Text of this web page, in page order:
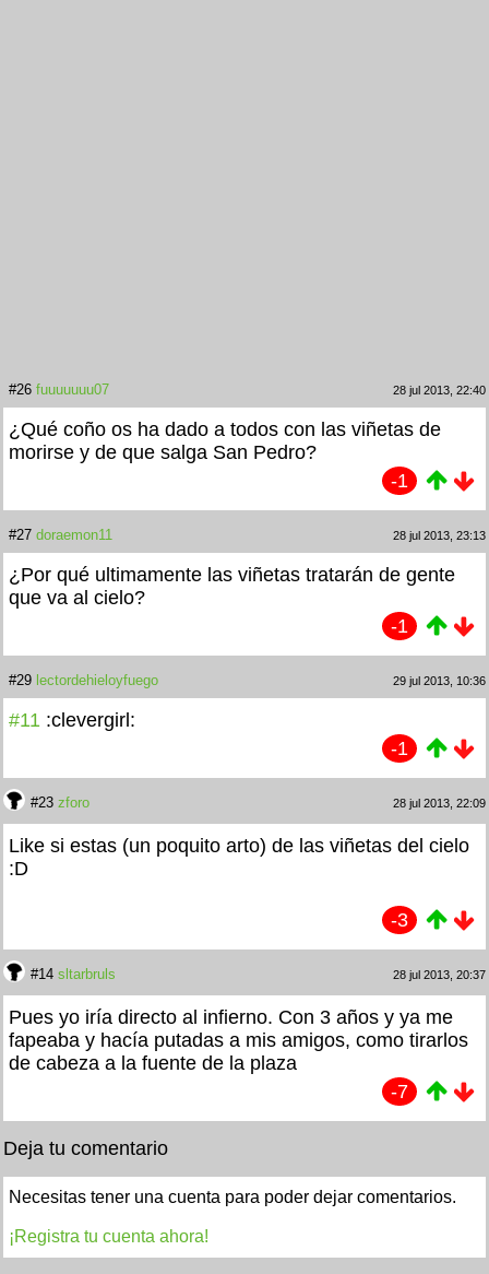
#26 fuuuuuuu07 28 jul 2013, 22:40
¿Qué coño os ha dado a todos con las viñetas de
morirse y de que salga San Pedro?
-1
#27 doraemon11 28 jul 2013, 23:13
¿Por qué ultimamente las viñetas tratarán de gente
que va al cielo?
-1
#29 lectordehieloyfuego 29 jul 2013, 10:36
#11 :clevergirl:
-1
#23 zforo 28 jul 2013, 22:09
Like si estas (un poquito arto) de las viñetas del cielo
:D
-3
#14 sltarbruls 28 jul 2013, 20:37
Pues yo iría directo al infierno. Con 3 años y ya me
fapeaba y hacía putadas a mis amigos, como tirarlos
de cabeza a la fuente de la plaza
-7
Deja tu comentario
Necesitas tener una cuenta para poder dejar comentarios.
¡Registra tu cuenta ahora!